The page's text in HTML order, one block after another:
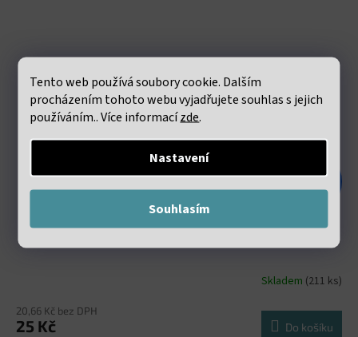
Tento web používá soubory cookie. Dalším
procházením tohoto webu vyjadřujete souhlas s jejich
používáním.. Více informacízde.
Nastavení
Souhlasím
48 Kč
Elastická lycra 0.8mm bílá návin 60 metrů
Skladem (211 ks)
20,66 Kč bez DPH
25 Kč Do košíku